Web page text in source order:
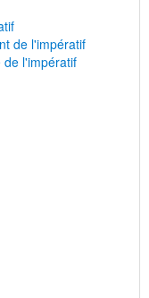
de l'impératif
de l'impératif